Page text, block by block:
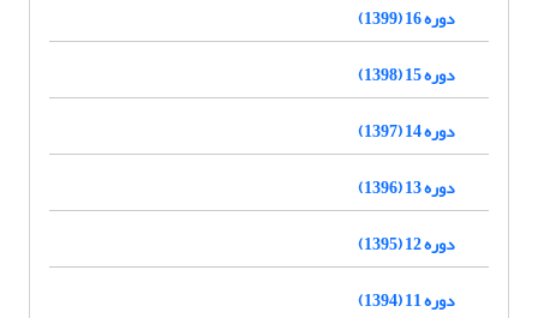
دوره 16 (1399)
دوره 15 (1398)
دوره 14 (1397)
دوره 13 (1396)
دوره 12 (1395)
دوره 11 (1394)